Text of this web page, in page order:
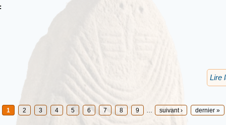
Lire
1 2 3 4 5 6 7 8 9 suivant › dernier »